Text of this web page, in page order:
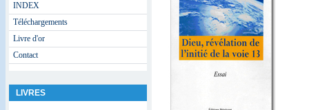
INDEX
Téléchargements
Livre d'or
Contact
LIVRES